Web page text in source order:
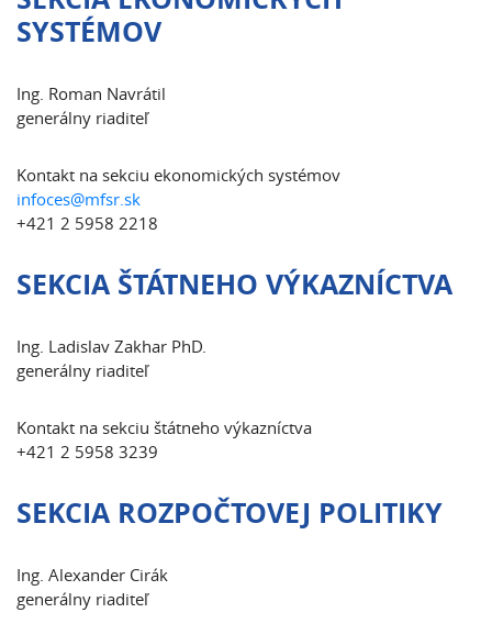
SYSTÉMOV
Ing. Roman Navrátil
generálny riaditeľ
Kontakt na sekciu ekonomických systémov
infoces@mfsr.sk
+421 2 5958 2218
SEKCIA ŠTÁTNEHO VÝKAZNÍCTVA
Ing. Ladislav Zakhar PhD.
generálny riaditeľ
Kontakt na sekciu štátneho výkazníctva
+421 2 5958 3239
SEKCIA ROZPOČTOVEJ POLITIKY
Ing. Alexander Cirák
generálny riaditeľ